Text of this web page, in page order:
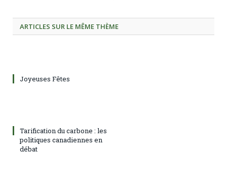
ARTICLES SUR LE MÊME THÈME
Joyeuses Fêtes
Tarification du carbone : les
politiques canadiennes en
débat